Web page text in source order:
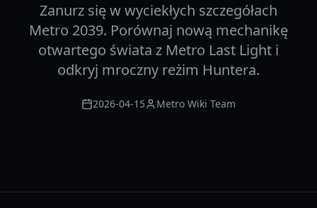
Zanurz się w wyciekłych szczegółach
Metro 2039. Porównaj nową mechanikę
otwartego świata z Metro Last Light i
odkryj mroczny reżim Huntera.
2026-04-15 Metro Wiki Team